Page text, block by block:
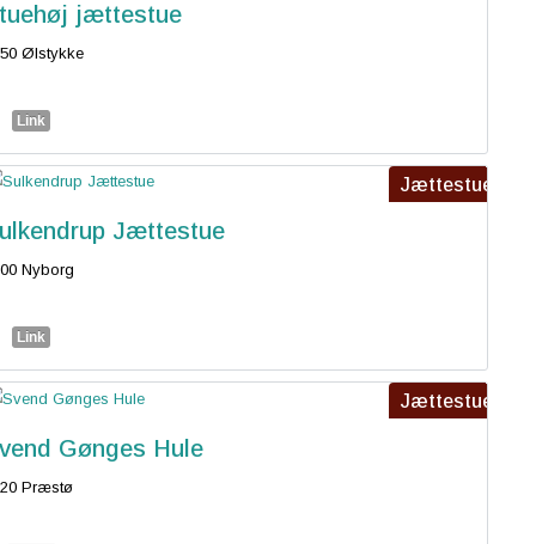
jættestue
Ølstykke
Link
Jættestue
Jættestue
Nyborg
Link
Jættestue
Gønges Hule
Præstø